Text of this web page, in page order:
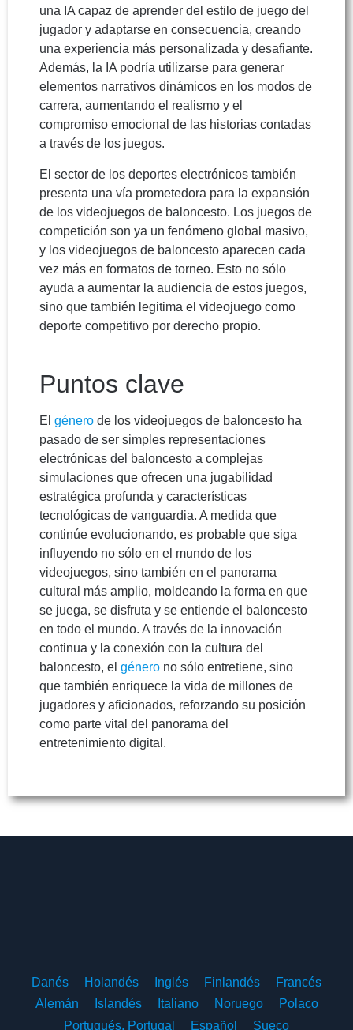
una IA capaz de aprender del estilo de juego del
jugador y adaptarse en consecuencia, creando
una experiencia más personalizada y desafiante.
Además, la IA podría utilizarse para generar
elementos narrativos dinámicos en los modos de
carrera, aumentando el realismo y el
compromiso emocional de las historias contadas
a través de los juegos.
El sector de los deportes electrónicos también
presenta una vía prometedora para la expansión
de los videojuegos de baloncesto. Los juegos de
competición son ya un fenómeno global masivo,
y los videojuegos de baloncesto aparecen cada
vez más en formatos de torneo. Esto no sólo
ayuda a aumentar la audiencia de estos juegos,
sino que también legitima el videojuego como
deporte competitivo por derecho propio.
Puntos clave
El género de los videojuegos de baloncesto ha
pasado de ser simples representaciones
electrónicas del baloncesto a complejas
simulaciones que ofrecen una jugabilidad
estratégica profunda y características
tecnológicas de vanguardia. A medida que
continúe evolucionando, es probable que siga
influyendo no sólo en el mundo de los
videojuegos, sino también en el panorama
cultural más amplio, moldeando la forma en que
se juega, se disfruta y se entiende el baloncesto
en todo el mundo. A través de la innovación
continua y la conexión con la cultura del
baloncesto, el género no sólo entretiene, sino
que también enriquece la vida de millones de
jugadores y aficionados, reforzando su posición
como parte vital del panorama del
entretenimiento digital.
Danés Holandés Inglés Finlandés
Francés
Alemán
Islandés Italiano Noruego
Polaco
Portugués, Portugal
Español Sueco